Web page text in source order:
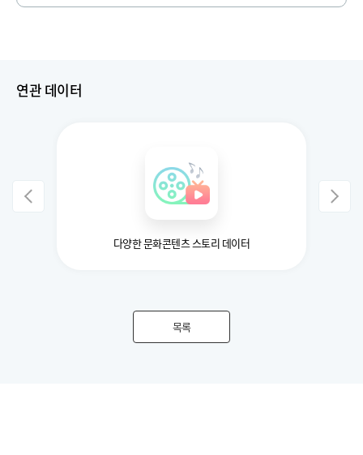
연관 데이터
다양한 문화콘텐츠 스토리 데이터
목록